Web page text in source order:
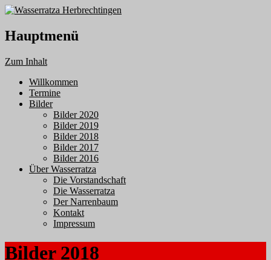
Hauptmenü
Zum Inhalt
Willkommen
Termine
Bilder
Bilder 2020
Bilder 2019
Bilder 2018
Bilder 2017
Bilder 2016
Über Wasserratza
Die Vorstandschaft
Die Wasserratza
Der Narrenbaum
Kontakt
Impressum
Bilder 2018